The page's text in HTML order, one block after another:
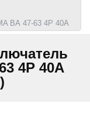
ВА 47-63 4Р 40А
4Р 40А